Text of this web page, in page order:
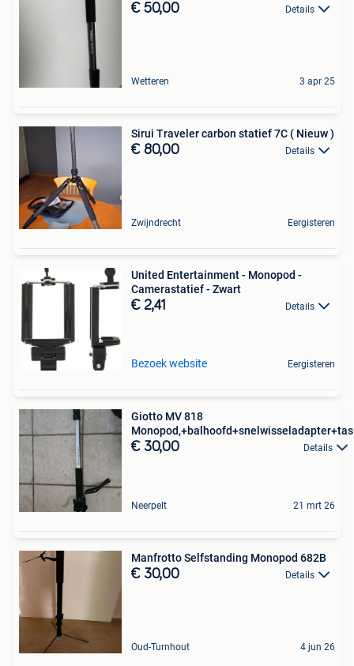
€ 50,00 Details
Wetteren 3 apr 25
Sirui Traveler carbon statief 7C ( Nieuw )
€ 80,00 Details
Zwijndrecht Eergisteren
United Entertainment - Monopod -
Camerastatief - Zwart
€ 2,41 Details
Bezoek website Eergisteren
Giotto MV 818
Monopod,+balhoofd+snelwisseladapter+tas
€ 30,00 Details
Neerpelt 21 mrt 26
Manfrotto Selfstanding Monopod 682B
€ 30,00 Details
Oud-Turnhout 4 jun 26